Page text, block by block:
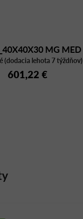
MG MED
(dodacia lehota 7 týždňov)
601,22 €